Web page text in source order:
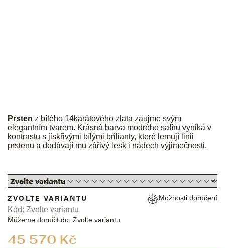
Prsten z bílého 14karátového zlata zaujme svým
elegantním tvarem. Krásná barva modrého safíru vyniká v
kontrastu s jiskřivými bílými brilianty, které lemují linii
prstenu a dodávají mu zářivý lesk i nádech výjimečnosti.
45 570 Kč
ZVOLTE VARIANTU
Můžeme doručit do: Zvolte variantu
Možnosti doručení
Kód: Zvolte variantu